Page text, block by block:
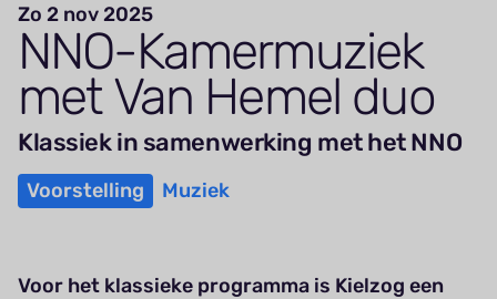
Zo 2 nov 2025
NNO-Kamer­muziek
met Van Hemel duo
Klassiek in samenwerking met het NNO
Voorstelling Muziek
Voor het klassieke programma is Kielzog een